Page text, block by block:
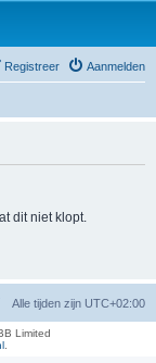
Aanmelden
Registreer
dit niet klopt.
Alle tijden zijn UTC+02:00
Limited